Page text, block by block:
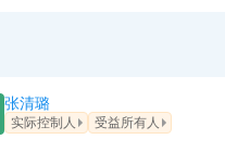
张清璐
实际控制人 受益所有人